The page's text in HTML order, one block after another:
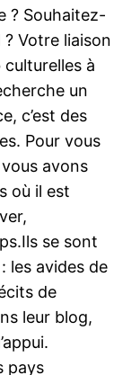
? Souhaitez-
Votre liaison
à
un
c’est des
Pour vous
avons
où il est
se sont
les avides de
de
leur blog,
pays